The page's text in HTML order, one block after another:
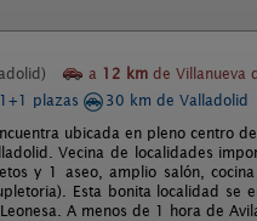
a 12 km de Villanueva
plazas
30 km de Valladolid
ubicada en pleno centro
Vecina de localidades
y 1 aseo, amplio salón,
Esta bonita localidad
A menos de 1 hora de